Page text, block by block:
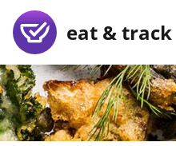
eat & track